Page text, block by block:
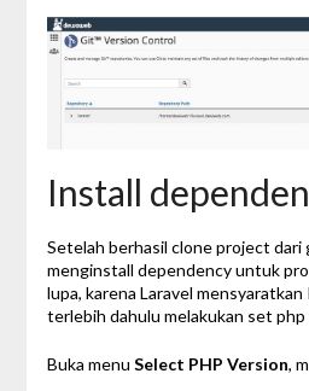
Install
Setelah berhasil clone project dari
menginstall dependency untuk
lupa, karena Laravel mensyaratkan
terlebih dahulu melakukan set php
Buka menu Select PHP Version,